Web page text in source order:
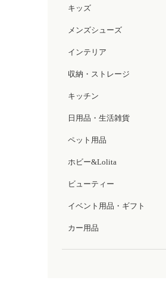
キッズ
メンズシューズ
インテリア
収納・ストレージ
キッチン
日用品・生活雑貨
ペット用品
ホビー&Lolita
ビューティー
イベント用品・ギフト
カー用品